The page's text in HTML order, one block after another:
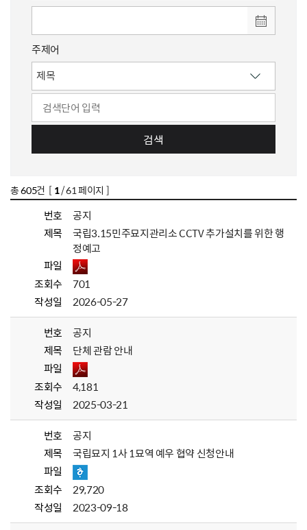
주제어
검색
총605건 [ 1/ 61 페이지 ]
번호
공지
제목
국립3.15민주묘지관리소 CCTV 추가설치를 위한 행
정예고
파일
조회수
701
작성일
2026-05-27
번호
공지
제목
단체 관람 안내
파일
조회수
4,181
작성일
2025-03-21
번호
공지
제목
국립묘지 1사 1묘역 예우 협약 신청안내
파일
조회수
29,720
작성일
2023-09-18